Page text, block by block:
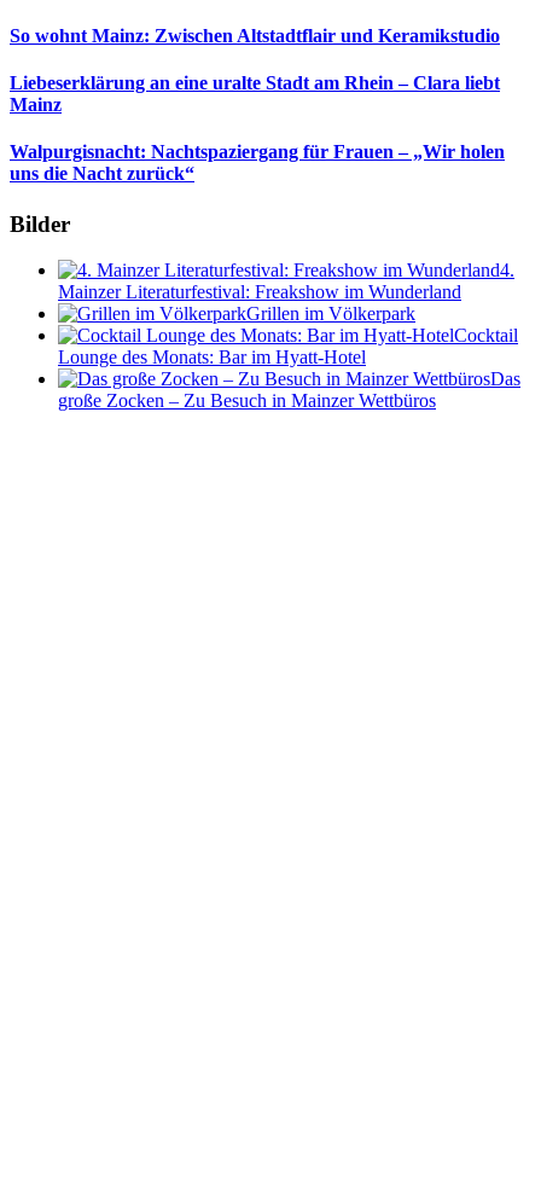
So wohnt Mainz: Zwischen Altstadtflair und Keramikstudio
Liebeserklärung an eine uralte Stadt am Rhein – Clara liebt
Mainz
Walpurgisnacht: Nachtspaziergang für Frauen – „Wir holen
uns die Nacht zurück“
Bilder
4.
Mainzer Literaturfestival: Freakshow im Wunderland
Grillen im Völkerpark
Cocktail
Lounge des Monats: Bar im Hyatt-Hotel
Das
große Zocken – Zu Besuch in Mainzer Wettbüros